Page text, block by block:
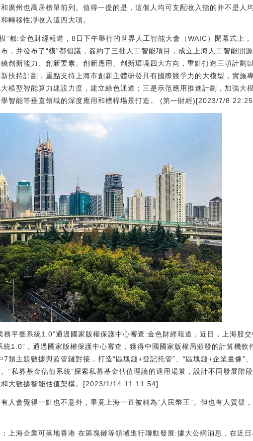
廣州也高居榜單前列。值得一提的是，這個人均可支配收入指的并不是人
轉移性凈收入這四大項。
”都:金色財經報道，8日下午舉行的世界人工智能大會（WAIC）閉幕式上
，并發布了“模”都倡議，簽約了三批人工智能項目，成立上海人工智能開
創新能力、創新要素、創新應用、創新環境四大方向，重點打造三項計劃
扶持計劃，重點支持上海市創新主體研發具有國際競爭力的大模型，實施
模型智能算力建設力度，建立綠色通道；三是示范應用推進計劃，加強大
智能等垂直領域的深度應用和標桿場景打造。 (第一財經)[2023/7/8
務平臺系統1.0”通過國家版權保護中心審查:金色財經報道，近日，上海股
統1.0”，通過國家版權保護中心審查，獲得中國國家版權局頒發的計算機軟
類主題數據與監管鏈對接，打造“區塊鏈+登記托管”、“區塊鏈+企業畫像”
“私募基金估值系統”探索私募基金估值理論的適用場景，設計不同發展階
和大數據智能估值架構。[2023/1/14 11:11:54]
人會覺得一點也不意外，畢竟上海一直被稱為“人民幣王”。但也有人質疑
上海企業可落地香港 在區塊鏈等領域進行聯動發展:據大公網消息，在近